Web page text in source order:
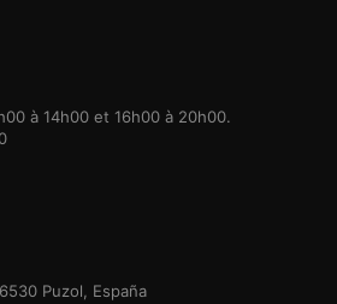
à 14h00 et 16h00 à 20h00.
Puzol, España